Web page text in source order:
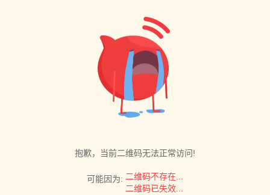
抱歉，当前二维码无法正常访问!
可能因为: 二维码不存在...
二维码已失效...